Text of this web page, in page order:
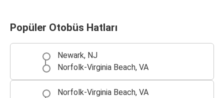
Popüler Otobüs Hatları
Newark, NJ
Norfolk-Virginia Beach, VA
Norfolk-Virginia Beach, VA